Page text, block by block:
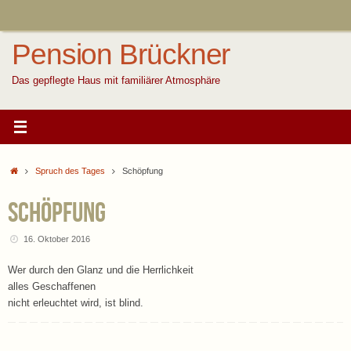
Pension Brückner
Das gepflegte Haus mit familiärer Atmosphäre
StartSpruch des Tages Schöpfung
Schöpfung
16. Oktober 2016
Wer durch den Glanz und die Herrlichkeit
alles Geschaffenen
nicht erleuchtet wird, ist blind.